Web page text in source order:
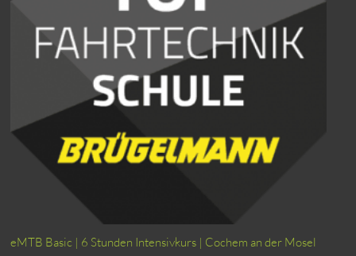
können
auf
Produktseite
gewählt
eMTB Basic | 6 Stunden Intensivkurs | Cochem an der Mosel